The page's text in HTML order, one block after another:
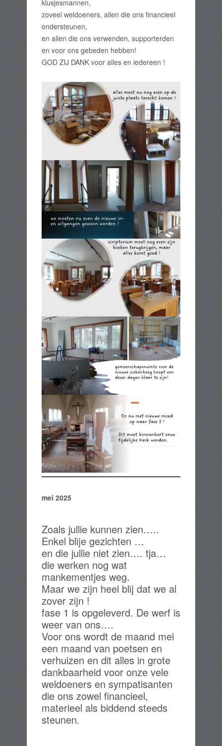
klusjesmannen,
zoveel weldoeners, allen die ons financieel
ondersteunen,
en allen die ons verwenden, supporterden
en voor ons gebeden hebben!
GOD ZIJ DANK voor alles en iedereen !
mei 2025
Zoals jullie kunnen zien…..
Enkel blije gezichten …
en die jullie niet zien…. tja…
die werken nog wat
mankementjes weg.
Maar we zijn heel blij dat we al
zover zijn !
fase 1 is opgeleverd. De werf is
weer van ons….
Voor ons wordt de maand mei
een maand van poetsen en
verhuizen en dit alles in grote
dankbaarheid voor onze vele
weldoeners en sympatisanten
die ons zowel financieel,
materieel als biddend steeds
steunen.